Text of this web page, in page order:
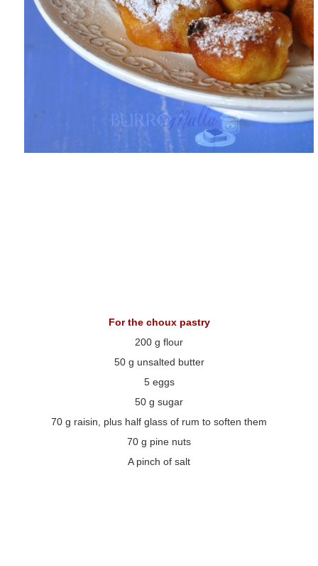
For the choux pastry
200 g flour
50 g unsalted butter
5 eggs
50 g sugar
70 g raisin, plus half glass of rum to soften them
70 g pine nuts
A pinch of salt